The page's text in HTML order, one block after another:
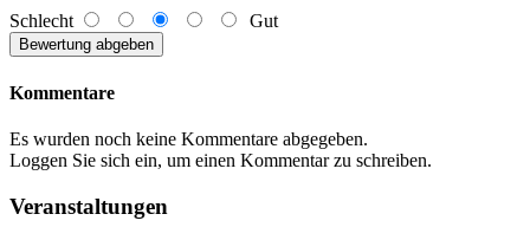
Schlecht Gut
Kommentare
Es wurden noch keine Kommentare abgegeben.
Loggen Sie sich ein, um einen Kommentar zu schreiben.
Veranstaltungen